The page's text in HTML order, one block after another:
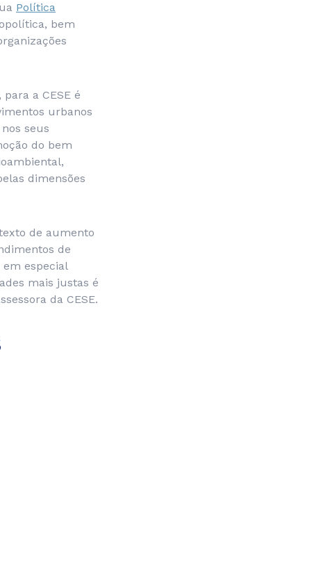
Política
bem
a CESE é
urbanos
seus
do bem
dimensões
de aumento
de
especial
mais justas é
da CESE.